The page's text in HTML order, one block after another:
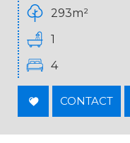
293m²
1
4
CONTACT